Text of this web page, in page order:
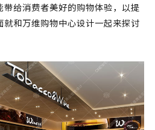
给消费者美好的购物体验，以提
就和万维购物中心设计一起来探讨